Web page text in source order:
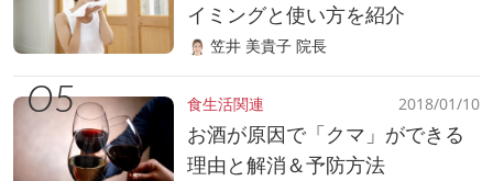
イミングと使い方を紹介
笠井 美貴子 院長
食生活関連 2018/01/10
お酒が原因で「クマ」ができる
理由と解消＆予防方法